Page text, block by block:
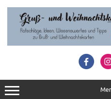
Inhalt
springen